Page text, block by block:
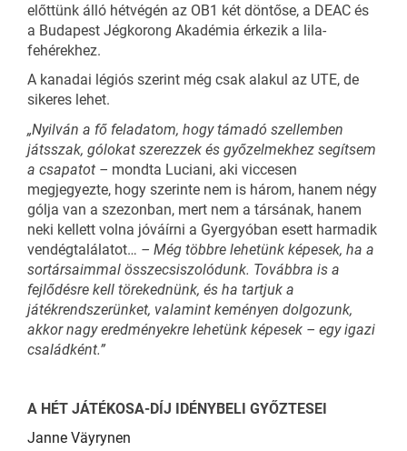
előttünk álló hétvégén az OB1 két döntőse, a DEAC és
a Budapest Jégkorong Akadémia érkezik a lila-
fehérekhez.
A kanadai légiós szerint még csak alakul az UTE, de
sikeres lehet.
„Nyilván a fő feladatom, hogy támadó szellemben
játsszak, gólokat szerezzek és győzelmekhez segítsem
a csapatot – mondta Luciani, aki viccesen
megjegyezte, hogy szerinte nem is három, hanem négy
gólja van a szezonban, mert nem a társának, hanem
neki kellett volna jóváírni a Gyergyóban esett harmadik
vendégtalálatot… – Még többre lehetünk képesek, ha a
sortársaimmal összecsiszolódunk. Továbbra is a
fejlődésre kell törekednünk, és ha tartjuk a
játékrendszerünket, valamint keményen dolgozunk,
akkor nagy eredményekre lehetünk képesek – egy igazi
családként.”
A HÉT JÁTÉKOSA-DÍJ IDÉNYBELI GYŐZTESEI
Janne Väyrynen